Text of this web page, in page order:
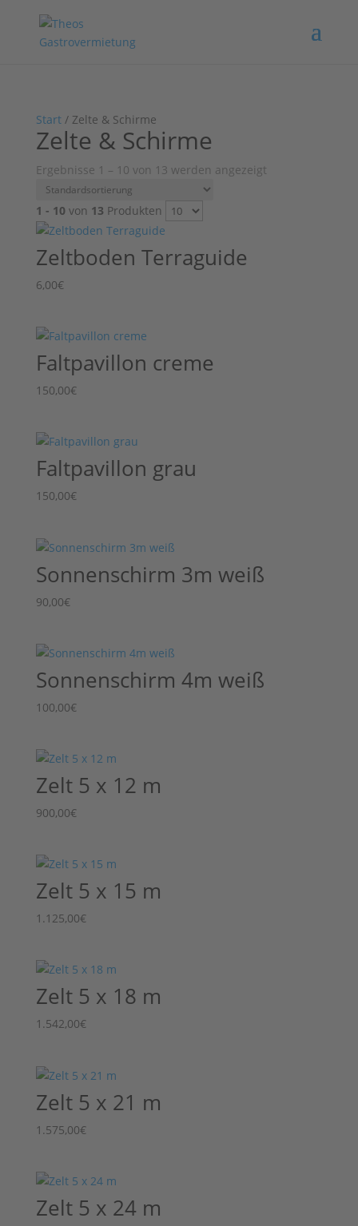
Start/ Zelte & Schirme
Zelte & Schirme
Ergebnisse 1 – 10 von 13 werden angezeigt
1 - 10 von 13 Produkten
Zeltboden Terraguide
6,00€
Faltpavillon creme
150,00€
Faltpavillon grau
150,00€
Sonnenschirm 3m weiß
90,00€
Sonnenschirm 4m weiß
100,00€
Zelt 5 x 12 m
900,00€
Zelt 5 x 15 m
1.125,00€
Zelt 5 x 18 m
1.542,00€
Zelt 5 x 21 m
1.575,00€
Zelt 5 x 24 m